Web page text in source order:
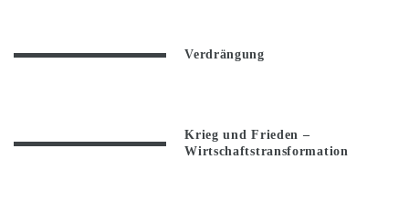
Verdrängung
Krieg und Frieden –
Wirtschaftstransformation